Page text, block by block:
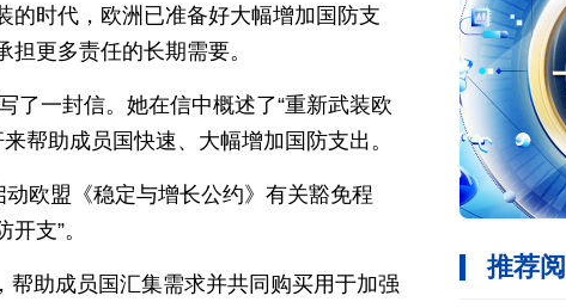
的时代，欧洲已准备好大幅增加国防支
更多责任的长期需要。
了一封信。她在信中概述了“重新武装欧
帮助成员国快速、大幅增加国防支出。
欧盟《稳定与增长公约》有关豁免程
支”。
助成员国汇集需求并共同购买用于加强